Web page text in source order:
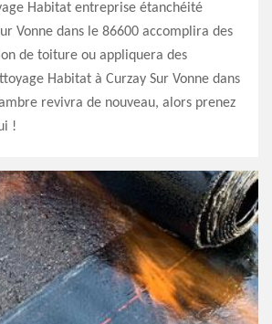
Habitat entreprise étanchéité
Vonne dans le 86600 accomplira des
de toiture ou appliquera des
Habitat à Curzay Sur Vonne dans
revivra de nouveau, alors prenez
!